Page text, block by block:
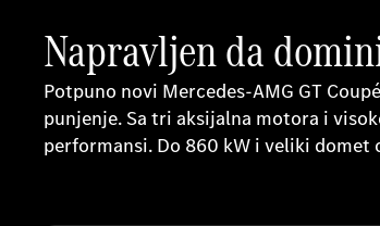
Napravljen da
Potpuno novi Mercedes-AMG GT
punjenje. Sa tri aksijalna motora i
performansi. Do 860 kW i veliki